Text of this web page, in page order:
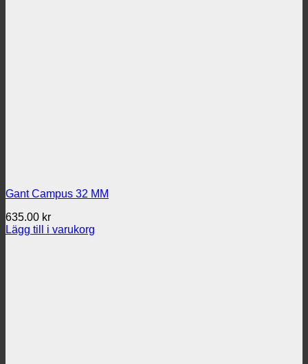
Gant Campus 32 MM
635.00 kr
Lägg till i varukorg